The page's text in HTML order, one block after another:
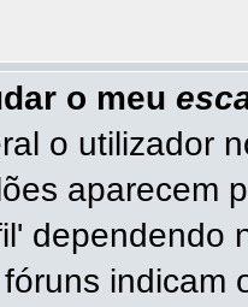
o meu
o utilizador
aparecem
dependendo
indicam